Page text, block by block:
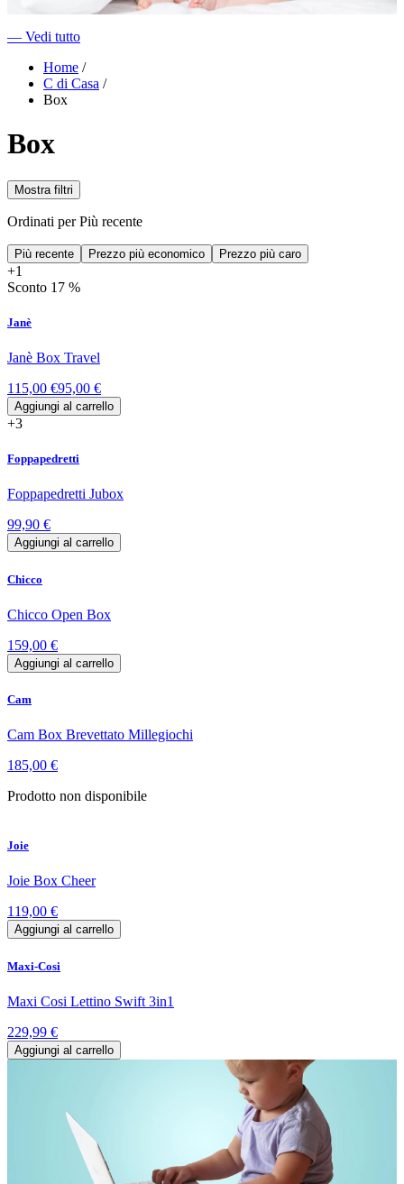
― Vedi tutto
Home /
C di Casa /
Box
Box
Mostra filtri
Ordinati perPiù recente
Più recente Prezzo più economico Prezzo più caro
+1
Sconto 17 %
Janè
Janè Box Travel
115,00 €95,00 €
Aggiungi al carrello
+3
Foppapedretti
Foppapedretti Jubox
99,90 €
Aggiungi al carrello
Chicco
Chicco Open Box
159,00 €
Aggiungi al carrello
Cam
Cam Box Brevettato Millegiochi
185,00 €
Prodotto non disponibile
Joie
Joie Box Cheer
119,00 €
Aggiungi al carrello
Maxi-Cosi
Maxi Cosi Lettino Swift 3in1
229,99 €
Aggiungi al carrello